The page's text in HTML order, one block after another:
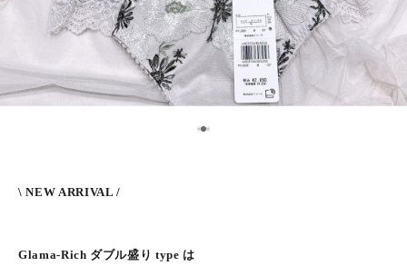
12
\ NEW ARRIVAL /
Glama-Rich ダブル盛り type は